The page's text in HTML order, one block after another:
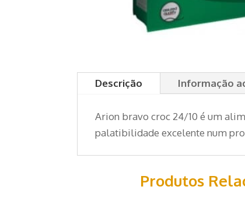
Descrição Informação
Arion bravo croc 24/10 é um
palatibilidade excelente num
Produtos